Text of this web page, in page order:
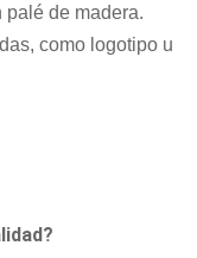
palé de madera.
como logotipo u